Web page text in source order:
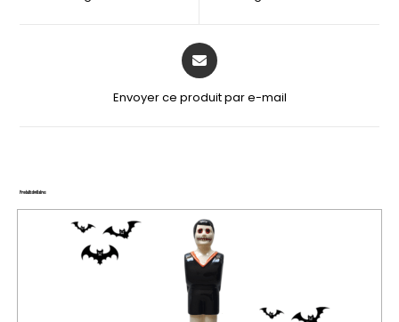
Envoyer ce produit par e-mail
Produits similaires